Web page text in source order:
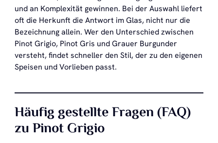
und an Komplexität gewinnen. Bei der Auswahl liefert
oft die Herkunft die Antwort im Glas, nicht nur die
Bezeichnung allein. Wer den Unterschied zwischen
Pinot Grigio, Pinot Gris und Grauer Burgunder
versteht, findet schneller den Stil, der zu den eigenen
Speisen und Vorlieben passt.
Häufig gestellte Fragen (FAQ)
zu Pinot Grigio